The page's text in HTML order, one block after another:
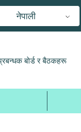
नेपाली
बोर्ड र बैठकहरू
शुक्रबार,
३,